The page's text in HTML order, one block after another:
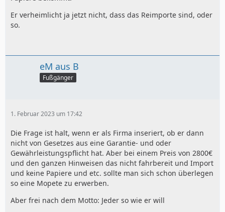
Er verheimlicht ja jetzt nicht, dass das Reimporte sind, oder
so.
eM aus B
Fußgänger
1. Februar 2023 um 17:42
Die Frage ist halt, wenn er als Firma inseriert, ob er dann
nicht von Gesetzes aus eine Garantie- und oder
Gewährleistungspflicht hat. Aber bei einem Preis von 2800€
und den ganzen Hinweisen das nicht fahrbereit und Import
und keine Papiere und etc. sollte man sich schon überlegen
so eine Mopete zu erwerben.
Aber frei nach dem Motto: Jeder so wie er will